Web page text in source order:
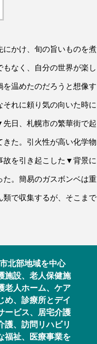
かけ、旬の旨いものを煮
なく、自分の世界が楽し
温めたのだろうと想像す
れに頼り気の向いた時に
日、札幌市の繁華街で起
た。引火性が高い化学物
故を引き起こした▼背景に
た。簡易のガスボンベは重
で収集するが、そこまで
北部地域を中心
施設、老人保健施
老人ホーム、ケア
め、診療所とデイ
ービス、居宅介護
護、訪問リハビリ
福祉、医療事業を